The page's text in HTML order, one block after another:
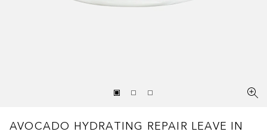
AVOCADO HYDRATING REPAIR LEAVE IN